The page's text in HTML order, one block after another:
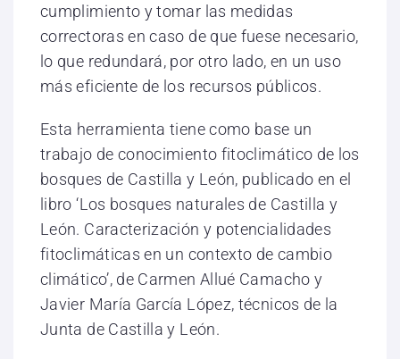
cumplimiento y tomar las medidas
correctoras en caso de que fuese necesario,
lo que redundará, por otro lado, en un uso
más eficiente de los recursos públicos.
Esta herramienta tiene como base un
trabajo de conocimiento fitoclimático de los
bosques de Castilla y León, publicado en el
libro ‘Los bosques naturales de Castilla y
León. Caracterización y potencialidades
fitoclimáticas en un contexto de cambio
climático’, de Carmen Allué Camacho y
Javier María García López, técnicos de la
Junta de Castilla y León.